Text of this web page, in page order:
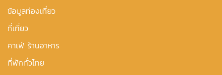
ข้อมูลท่องเที่ยว
ที่เที่ยว
คาเฟ่ ร้านอาหาร
ที่พักทั่วไทย